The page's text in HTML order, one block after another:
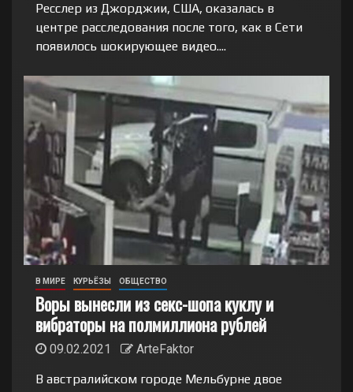
Ресслер из Джорджии, США, оказалась в
центре расследования после того, как в Сети
появилось шокирующее видео....
В МИРЕ КУРЬЁЗЫ ОБЩЕСТВО
Воры вынесли из секс-шопа куклу и
вибраторы на полмиллиона рублей
09.02.2021
ArteFaktor
В австралийском городе Мельбурне двое